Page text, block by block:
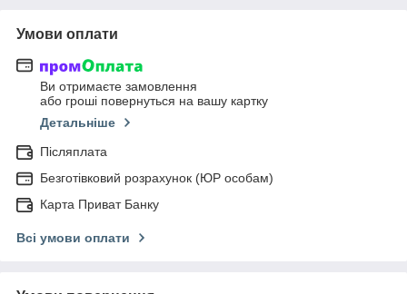
Умови оплати
Ви отримаєте замовлення
або гроші повернуться на вашу картку
Детальніше
Післяплата
Безготівковий розрахунок (ЮР особам)
Карта Приват Банку
Всі умови оплати